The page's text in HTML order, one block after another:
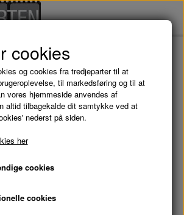
Film KÆRLIGHED PÅ FILM -
cookies
og cookies fra tredjeparter til at
til markedsføring og til at
vores hjemmeside anvendes af
altid tilbagekalde dit samtykke ved at
nederst på siden.
her
cookies
cookies